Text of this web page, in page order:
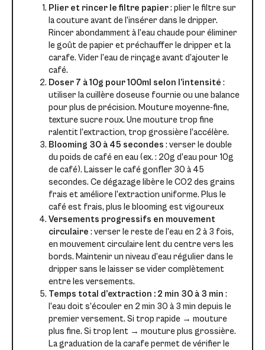
Plier et rincer le filtre papier: plier le filtre sur
la couture avant de l’insérer dans le dripper.
Rincer abondamment à l’eau chaude pour éliminer
le goût de papier et préchauffer le dripper et la
carafe. Vider l’eau de rinçage avant d’ajouter le
café.
Doser 7 à 10g pour 100ml selon l’intensité :
utiliser la cuillère doseuse fournie ou une balance
pour plus de précision. Mouture moyenne-fine,
texture sucre roux. Une mouture trop fine
ralentit l’extraction, trop grossière l’accélère.
Blooming 30 à 45 secondes : verser le double
du poids de café en eau (ex. : 20g d’eau pour 10g
de café). Laisser le café gonfler 30 à 45
secondes. Ce dégazage libère le CO2 des grains
frais et améliore l’extraction uniforme. Plus le
café est frais, plus le blooming est vigoureux
Versements progressifs en mouvement
circulaire : verser le reste de l’eau en 2 à 3 fois,
en mouvement circulaire lent du centre vers les
bords. Maintenir un niveau d’eau régulier dans le
dripper sans le laisser se vider complètement
entre les versements.
Temps total d’extraction : 2 min 30 à 3 min :
l’eau doit s’écouler en 2 min 30 à 3 min depuis le
premier versement. Si trop rapide → mouture
plus fine. Si trop lent → mouture plus grossière.
La graduation de la carafe permet de vérifier le